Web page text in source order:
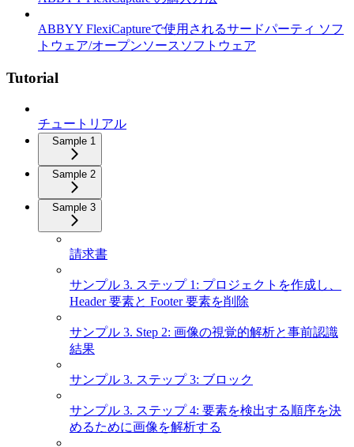
ABBYY FlexiCaptureで使用されるサードパーティ ソフ
トウェア/オープンソースソフトウェア
Tutorial
チュートリアル
Sample 1
Sample 2
Sample 3
請求書
サンプル 3. ステップ 1: プロジェクトを作成し、
Header 要素と Footer 要素を削除
サンプル 3. Step 2: 画像の視覚的解析と事前認識
結果
サンプル 3. ステップ 3: ブロック
サンプル 3. ステップ 4: 要素を検出する順序を決
めるために画像を解析する